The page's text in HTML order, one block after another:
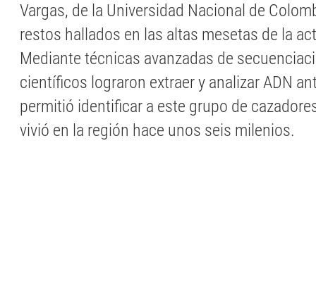
Vargas, de la Universidad Nacional de
restos hallados en las altas mesetas de la
Mediante técnicas avanzadas de
científicos lograron extraer y analizar ADN
permitió identificar a este grupo de
vivió en la región hace unos seis milenios.